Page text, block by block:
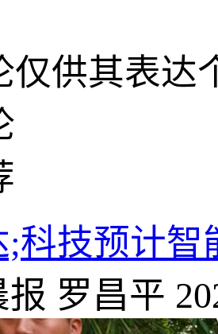
仅供其表达
;科技预计
报 罗昌平